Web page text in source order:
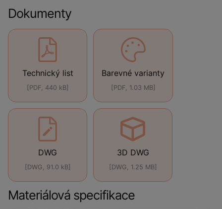
Dokumenty
Technický list
[PDF, 440 kB]
Barevné varianty
[PDF, 1.03 MB]
DWG
[DWG, 91.0 kB]
3D DWG
[DWG, 1.25 MB]
Materiálová specifikace